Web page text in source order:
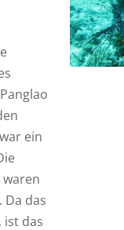
ein
Da das
ist das